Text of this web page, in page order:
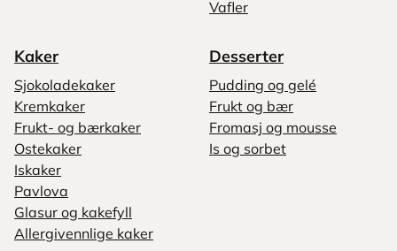
Vafler
Kaker
Sjokoladekaker
Kremkaker
Frukt- og bærkaker
Ostekaker
Iskaker
Pavlova
Glasur og kakefyll
Allergivennlige kaker
Desserter
Pudding og gelé
Frukt og bær
Fromasj og mousse
Is og sorbet